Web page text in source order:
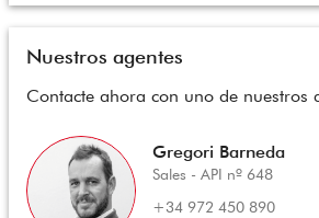
Nuestros agentes
Contacte ahora con uno de nuestros
Gregori Barneda
Sales - API nº 648
+34 972 450 890